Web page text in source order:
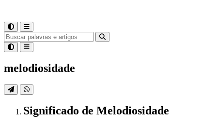
melodiosidade
Significado de Melodiosidade